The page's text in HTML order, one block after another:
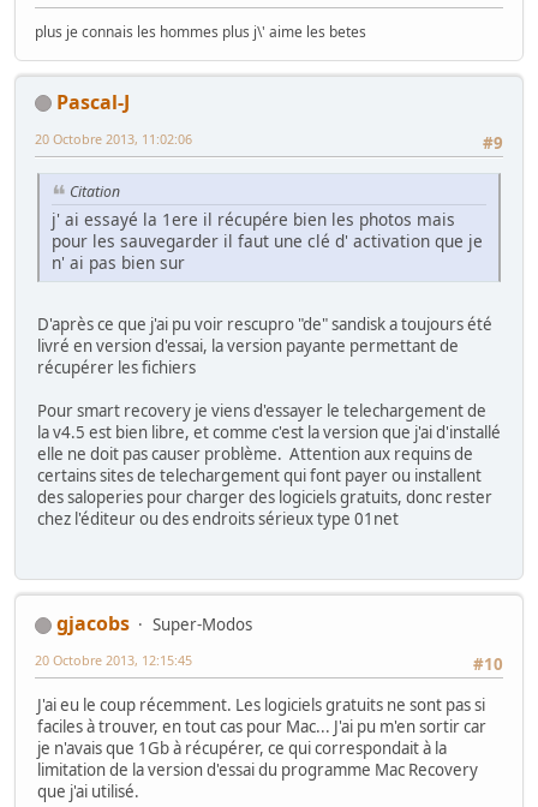
plus je connais les hommes plus j\' aime les betes
Pascal-J
#9
20 Octobre 2013, 11:02:06
Citation
j' ai essayé la 1ere il récupére bien les photos mais
pour les sauvegarder il faut une clé d' activation que je
n' ai pas bien sur
D'après ce que j'ai pu voir rescupro "de" sandisk a toujours été
livré en version d'essai, la version payante permettant de
récupérer les fichiers
Pour smart recovery je viens d'essayer le telechargement de
la v4.5 est bien libre, et comme c'est la version que j'ai d'installé
elle ne doit pas causer problème. Attention aux requins de
certains sites de telechargement qui font payer ou installent
des saloperies pour charger des logiciels gratuits, donc rester
chez l'éditeur ou des endroits sérieux type 01net
gjacobs
Super-Modos
#10
20 Octobre 2013, 12:15:45
J'ai eu le coup récemment. Les logiciels gratuits ne sont pas si
faciles à trouver, en tout cas pour Mac... J'ai pu m'en sortir car
je n'avais que 1Gb à récupérer, ce qui correspondait à la
limitation de la version d'essai du programme Mac Recovery
que j'ai utilisé.